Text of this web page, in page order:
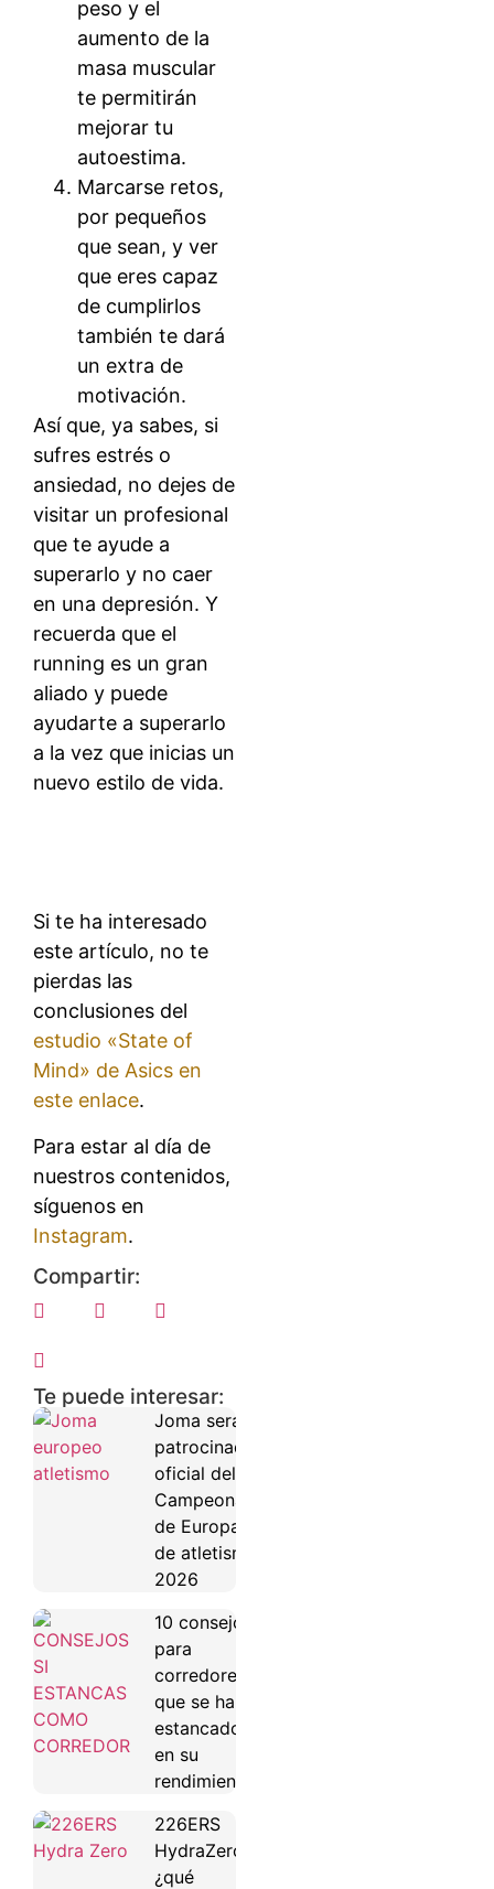
peso y el
aumento de la
masa muscular
te permitirán
mejorar tu
autoestima.
Marcarse retos,
por pequeños
que sean, y ver
que eres capaz
de cumplirlos
también te dará
un extra de
motivación.
Así que, ya sabes, si
sufres estrés o
ansiedad, no dejes de
visitar un profesional
que te ayude a
superarlo y no caer
en una depresión. Y
recuerda que el
running es un gran
aliado y puede
ayudarte a superarlo
a la vez que inicias un
nuevo estilo de vida.
Si te ha interesado
este artículo, no te
pierdas las
conclusiones del
estudio «State of
Mind» de Asics en
este enlace.
Para estar al día de
nuestros contenidos,
síguenos en
Instagram.
Compartir:
Te puede interesar:
Joma será
patrocinador
oficial del
Campeonato
de Europa
de atletismo
2026
10 consejos
para
corredores
que se han
estancado
en su
rendimiento
226ERS
HydraZero:
¿qué